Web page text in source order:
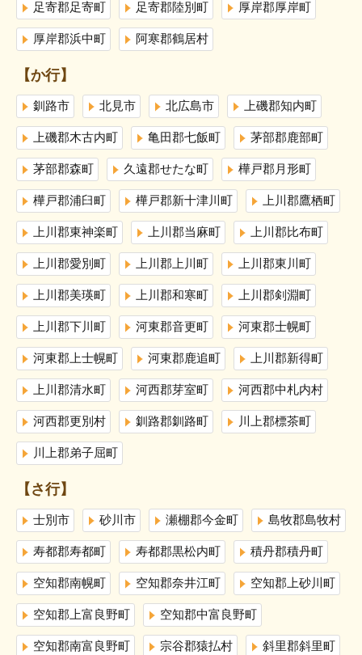
足寄郡足寄町 足寄郡陸別町 厚岸郡厚岸町
厚岸郡浜中町 阿寒郡鶴居村
【か行】
釧路市 北見市 北広島市 上磯郡知内町
上磯郡木古内町 亀田郡七飯町 茅部郡鹿部町
茅部郡森町 久遠郡せたな町 樺戸郡月形町
樺戸郡浦臼町 樺戸郡新十津川町 上川郡鷹栖町
上川郡東神楽町 上川郡当麻町 上川郡比布町
上川郡愛別町 上川郡上川町 上川郡東川町
上川郡美瑛町 上川郡和寒町 上川郡剣淵町
上川郡下川町 河東郡音更町 河東郡士幌町
河東郡上士幌町 河東郡鹿追町 上川郡新得町
上川郡清水町 河西郡芽室町 河西郡中札内村
河西郡更別村 釧路郡釧路町 川上郡標茶町
川上郡弟子屈町
【さ行】
士別市 砂川市 瀬棚郡今金町 島牧郡島牧村
寿都郡寿都町 寿都郡黒松内町 積丹郡積丹町
空知郡南幌町 空知郡奈井江町 空知郡上砂川町
空知郡上富良野町 空知郡中富良野町
空知郡南富良野町 宗谷郡猿払村 斜里郡斜里町